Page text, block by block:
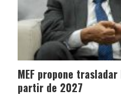
MEF propone
partir de 2027